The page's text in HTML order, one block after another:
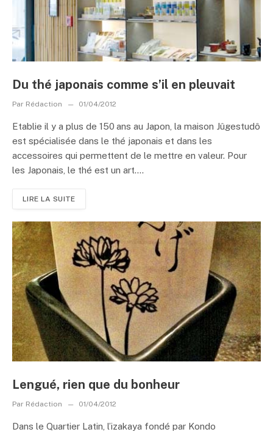
Du thé japonais comme s’il en pleuvait
Par Rédaction 01/04/2012
Etablie il y a plus de 150 ans au Japon, la maison Jûgestudô
est spécialisée dans le thé japonais et dans les
accessoires qui permettent de le mettre en valeur. Pour
les Japonais, le thé est un art....
LIRE LA SUITE
Lengué, rien que du bonheur
Par Rédaction 01/04/2012
Dans le Quartier Latin, l’izakaya fondé par Kondo